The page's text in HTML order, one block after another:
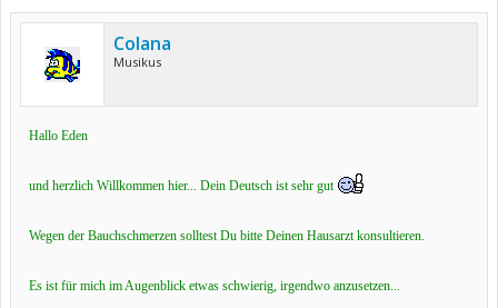
Colana
Musikus
Hallo Eden
und herzlich Willkommen hier... Dein Deutsch ist sehr gut
Wegen der Bauchschmerzen solltest Du bitte Deinen Hausarzt konsultieren.
Es ist für mich im Augenblick etwas schwierig, irgendwo anzusetzen...